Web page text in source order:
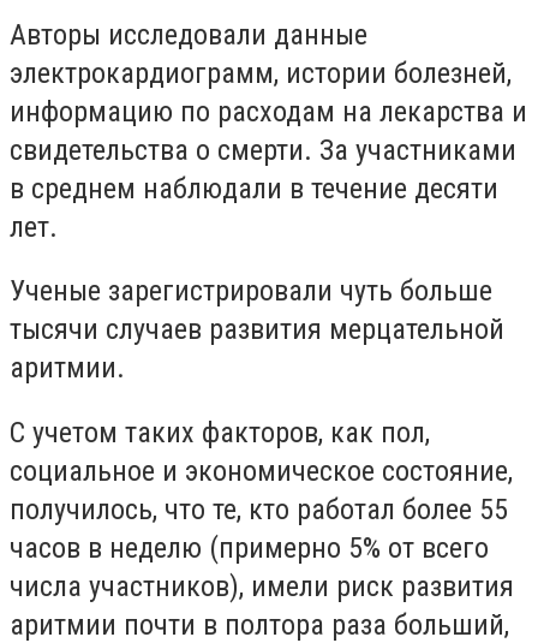
Авторы исследовали данные
электрокардиограмм, истории болезней,
информацию по расходам на лекарства и
свидетельства о смерти. За участниками
в среднем наблюдали в течение десяти
лет.
Ученые зарегистрировали чуть больше
тысячи случаев развития мерцательной
аритмии.
С учетом таких факторов, как пол,
социальное и экономическое состояние,
получилось, что те, кто работал более 55
часов в неделю (примерно 5% от всего
числа участников), имели риск развития
аритмии почти в полтора раза больший,